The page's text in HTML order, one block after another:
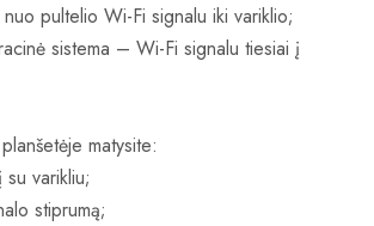
pultelio Wi-Fi signalu iki variklio;
sistema – Wi-Fi signalu tiesiai į
matysite:
varikliu;
stiprumą;